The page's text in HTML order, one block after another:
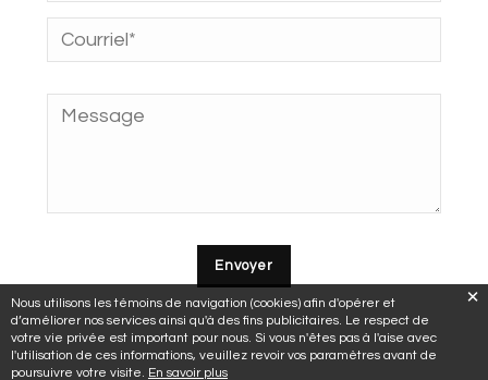
Nous utilisons les témoins de navigation (cookies) afin d'opérer et
d’améliorer nos services ainsi qu'à des fins publicitaires. Le respect de
votre vie privée est important pour nous. Si vous n'êtes pas à l'aise avec
l'utilisation de ces informations, veuillez revoir vos paramètres avant de
poursuivre votre visite. En savoir plus